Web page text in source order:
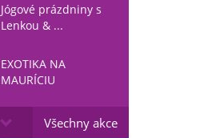
Jógové prázdniny s
Lenkou & ...
EXOTIKA NA
MAURÍCIU
Všechny akce